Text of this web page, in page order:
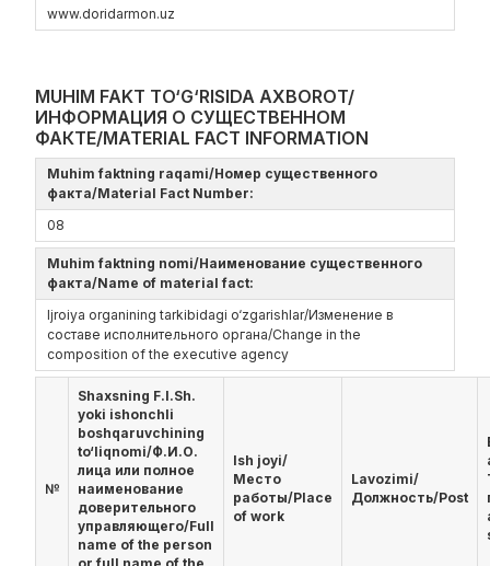
www.doridarmon.uz
MUHIM FAKT TO‘G‘RISIDA AXBOROT/
ИНФОРМАЦИЯ О СУЩЕСТВЕННОМ
ФАКТЕ/MATERIAL FACT INFORMATION
Muhim faktning raqami/Номер существенного
факта/Material Fact Number:
08
Muhim faktning nomi/Наименование существенного
факта/Name of material fact:
Ijroiya organining tarkibidagi o‘zgarishlar/Изменение в
составе исполнительного органа/Change in the
composition of the executive agency
№
Shaxsning F.I.Sh.
yoki ishonchli
boshqaruvchining
to‘liqnomi/Ф.И.О.
лица или полное
наименование
доверительного
управляющего/Full
name of the person
Ish joyi/
Место
работы/Place
of work
Lavozimi/
Должность/Post